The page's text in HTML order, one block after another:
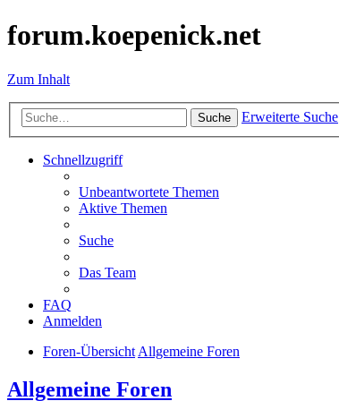
forum.koepenick.net
Zum Inhalt
Suche Erweiterte Suche
Schnellzugriff
Unbeantwortete Themen
Aktive Themen
Suche
Das Team
FAQ
Anmelden
Foren-ÜbersichtAllgemeine Foren
Allgemeine Foren